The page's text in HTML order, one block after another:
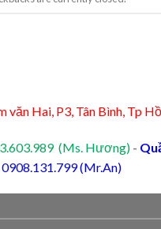
văn Hai, P3, Tân Bình, Tp
(Ms. Hương) -
0908.131.799 (Mr.An)